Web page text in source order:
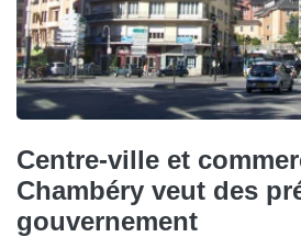
Centre-ville et
Chambéry veut des
gouvernement